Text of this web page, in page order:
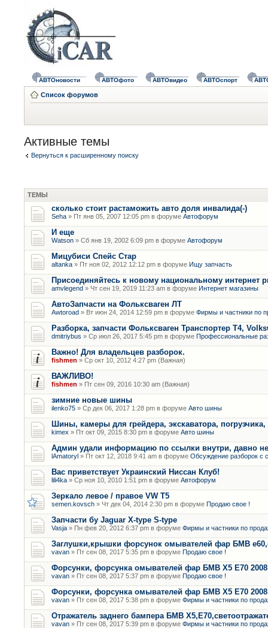
АВТОновости АВТОфото АВТОвидео АВТОспорт
Список форумов
Активные темы
Вернуться к расширенному поиску
ТЕМЫ
сколько стоит растаможить авто доля инвалида(-)
Seha » Пт янв 05, 2007 12:05 pm в форуме Автофорум
И еще
Watson » Сб янв 19, 2002 6:09 pm в форуме Автофорум
Мицубиси Спейс Стар
altanka » Пт ноя 02, 2012 12:12 pm в форуме Ищу запчасть
Присоединяйтесь к новому национальному интернет
amvlegend » Чт сен 19, 2019 11:23 am в форуме Интернет магазины
АвтоЗапчасти на Фольксваген ЛТ
Awtoroad » Вт июн 24, 2014 12:59 pm в форуме Фирмы и частники по
Разборка, запчасти Фольксваген Транспортер Т4,
dmitriybus » Ср июл 26, 2017 5:45 pm в форуме Профессиональные
Важно! Для владельцев разборок.
fishmen » Ср окт 10, 2012 4:27 pm (Важная)
ВАЖЛИВО!
fishmen » Пт сен 09, 2016 10:30 am (Важная)
зимние новые шины
ilenko75 » Ср дек 06, 2017 1:28 pm в форуме Авто шины
Шины, камеры для грейдера, экскаватора, погрузчика,
kimex » Пт окт 09, 2015 8:30 pm в форуме Авто шины
Админ удали информацию по ссылки внутри, давно не
lAmatoryl » Пт окт 12, 2018 9:41 am в форуме Обсуждение разборок с
Вас приветствует Украинский Ниссан Клуб!
lili4ka » Ср ноя 10, 2010 1:51 pm в форуме Автофорум
Зеркало левое / правое VW T5
semen.kovsch » Чт дек 04, 2014 2:30 pm в форуме Продаю свое !
Запчасти бу Jaguar X-type S-type
Vasja » Пн фев 20, 2012 6:37 pm в форуме Фирмы и частники по
Заглушки,крышки форсунок омывателей фар БМВ
vavan » Пт сен 08, 2017 5:35 pm в форуме Продаю свое !
Форсунки, форсунка омывателей фар БМВ Х5 Е70 2008
vavan » Пт сен 08, 2017 5:37 pm в форуме Продаю свое !
Форсунки, форсунка омывателей фар БМВ Х5 Е70 2008
vavan » Пт сен 08, 2017 5:38 pm в форуме Фирмы и частники по
Отражатель заднего бампера БМВ
vavan » Пт сен 08, 2017 5:39 pm в форуме Фирмы и частники по